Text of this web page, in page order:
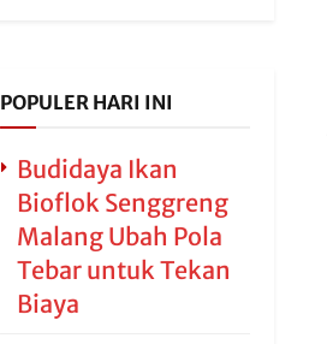
POPULER HARI INI
Budidaya Ikan
Bioflok Senggreng
Malang Ubah Pola
Tebar untuk Tekan
Biaya